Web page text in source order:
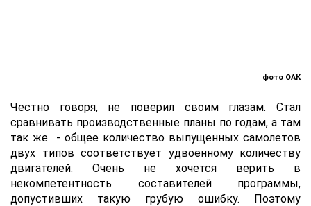
фото ОАК
Честно говоря, не поверил своим глазам. Стал
сравнивать производственные планы по годам, а там
так же - общее количество выпущенных самолетов
двух типов соответствует удвоенному количеству
двигателей. Очень не хочется верить в
некомпетентность составителей программы,
допустивших такую грубую ошибку. Поэтому